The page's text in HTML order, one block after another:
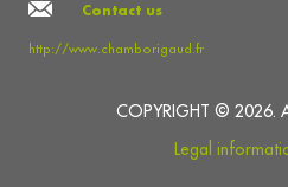
Contact us
http://www.chamborigaud.fr
COPYRIGHT © 2026.
Legal